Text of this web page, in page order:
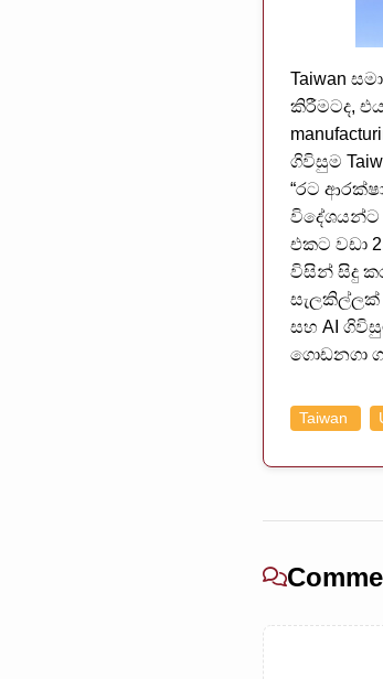
Taiwan
කිරීමටද,
ගිවිසුම
“රට
විදේශයන්ට
එකට වඩා
විසින් සිදු
සැලකිල්ලක්
සහ AI
ගොඩනගා
Taiwan